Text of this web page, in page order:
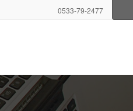
0533-79-2477